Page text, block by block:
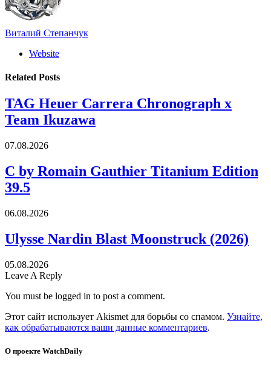
Виталий Степанчук
Website
Related Posts
TAG Heuer Carrera Chronograph x
Team Ikuzawa
07.08.2026
C by Romain Gauthier Titanium Edition
39.5
06.08.2026
Ulysse Nardin Blast Moonstruck (2026)
05.08.2026
Leave A Reply
You must be logged in to post a comment.
Этот сайт использует Akismet для борьбы со спамом. Узнайте,
как обрабатываются ваши данные комментариев.
О проекте WatchDaily